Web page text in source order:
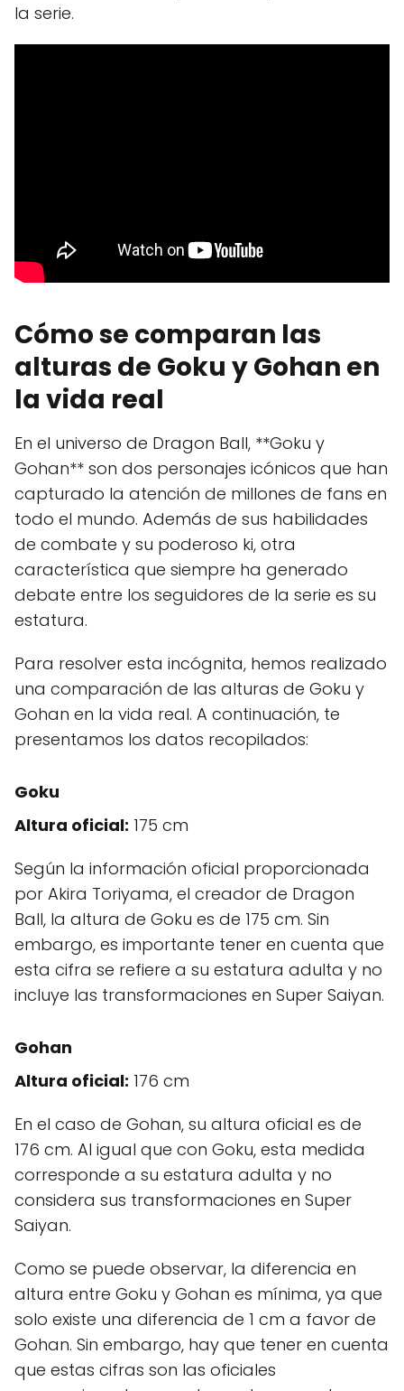
la serie.
Cómo se comparan las
alturas de Goku y Gohan en
la vida real
En el universo de Dragon Ball, **Goku y
Gohan** son dos personajes icónicos que han
capturado la atención de millones de fans en
todo el mundo. Además de sus habilidades
de combate y su poderoso ki, otra
característica que siempre ha generado
debate entre los seguidores de la serie es su
estatura.
Para resolver esta incógnita, hemos realizado
una comparación de las alturas de Goku y
Gohan en la vida real. A continuación, te
presentamos los datos recopilados:
Goku
Altura oficial: 175 cm
Según la información oficial proporcionada
por Akira Toriyama, el creador de Dragon
Ball, la altura de Goku es de 175 cm. Sin
embargo, es importante tener en cuenta que
esta cifra se refiere a su estatura adulta y no
incluye las transformaciones en Super Saiyan.
Gohan
Altura oficial: 176 cm
En el caso de Gohan, su altura oficial es de
176 cm. Al igual que con Goku, esta medida
corresponde a su estatura adulta y no
considera sus transformaciones en Super
Saiyan.
Como se puede observar, la diferencia en
altura entre Goku y Gohan es mínima, ya que
solo existe una diferencia de 1 cm a favor de
Gohan. Sin embargo, hay que tener en cuenta
que estas cifras son las oficiales